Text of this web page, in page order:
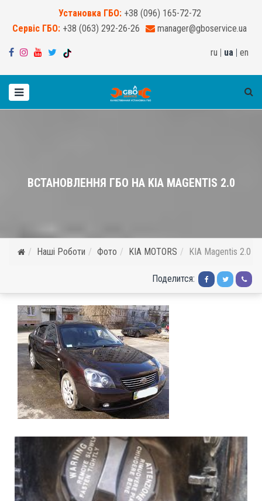
Установка ГБО: +38 (096) 165-72-72
Сервіс ГБО: +38 (063) 292-26-26 manager@gboservice.ua
ru | ua | en
ВСТАНОВЛЕННЯ ГБО НА KIA MAGENTIS 2.0
Наші Роботи Фото KIA MOTORS KIA Magentis 2.0
Поделится: